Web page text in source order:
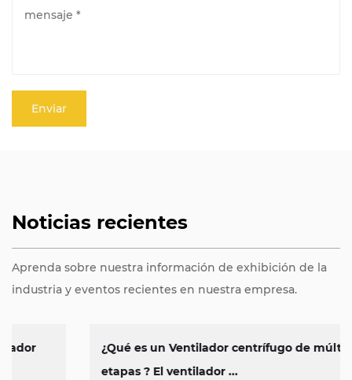
Noticias recientes
Aprenda sobre nuestra información de exhibición de la
industria y eventos recientes en nuestra empresa.
¿Qué es un Ventilador centrífugo de múltiples
etapas ? El ventilador ...